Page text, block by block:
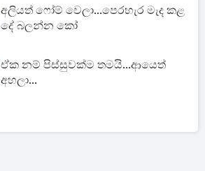
අලියත් ෆෝම් වෙලා...පෙරහැර මැද කළ
දේ බලන්න කෝ
ඒක නම් පිස්සුවක්ම තමයි...ආයෙත්
අහලා...